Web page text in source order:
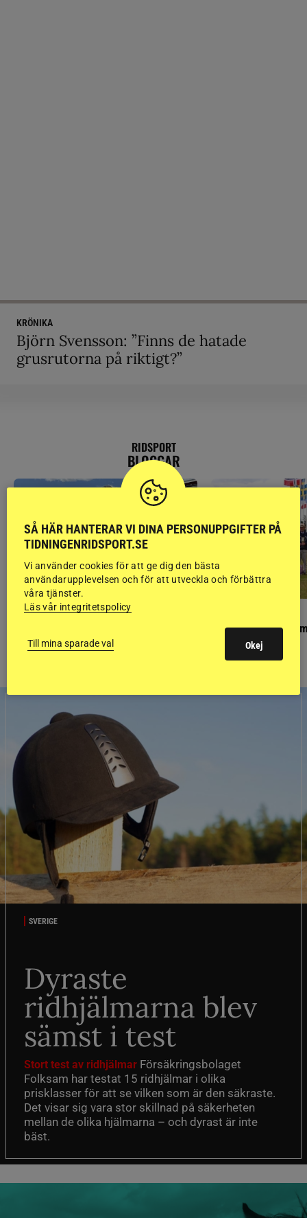
KRÖNIKA
Björn Svensson: ”Finns de hatade
grusrutorna på riktigt?”
RIDSPORT
BLOGGAR
PONNYPAPPAN
Finaldag med
SVERIGE
Dyraste
ridhjälmarna blev
sämst i test
Stort test av ridhjälmar Försäkringsbolaget
Folksam har testat 15 ridhjälmar i olika
prisklasser för att se vilken som är den säkraste.
Det visar sig vara stor skillnad på säkerheten
mellan de olika hjälmarna – och dyrast är inte
bäst.
SÅ HÄR HANTERAR VI DINA PERSONUPPGIFTER PÅ
TIDNINGENRIDSPORT.SE
Vi använder cookies för att ge dig den bästa
användarupplevelsen och för att utveckla och förbättra
våra tjänster.
Läs vår integritetspolicy
Till mina sparade val Okej